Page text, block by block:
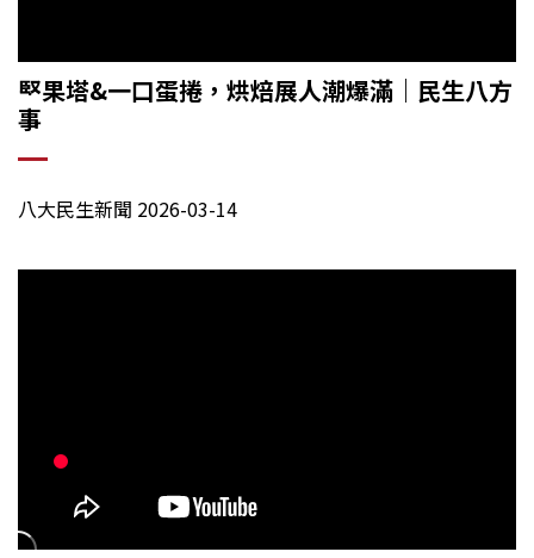
堅果塔&一口蛋捲，烘焙展人潮爆滿 ｜ 民生八方
事
八大民生新聞 2026-03-14